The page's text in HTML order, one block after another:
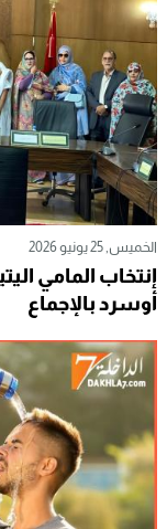
الخميس, 25 يونيو 2026
إنتخاب المامي
أوسرد بالإجماع